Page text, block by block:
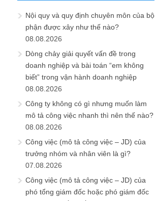
Nội quy và quy định chuyên môn của bộ
phận được xây như thế nào?
08.08.2026
Dòng chảy giải quyết vấn đề trong
doanh nghiệp và bài toán “em không
biết” trong vận hành doanh nghiệp
08.08.2026
Công ty không có gì nhưng muốn làm
mô tả công việc nhanh thì nên thế nào?
08.08.2026
Công việc (mô tả công việc – JD) của
trưởng nhóm và nhân viên là gì?
07.08.2026
Công việc (mô tả công việc – JD) của
phó tổng giám đốc hoặc phó giám đốc